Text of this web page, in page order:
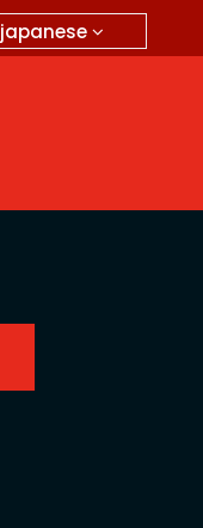
japanese